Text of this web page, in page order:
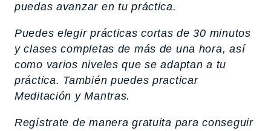
puedas avanzar en tu práctica.
Puedes elegir prácticas cortas de 30 minutos
y clases completas de más de una hora, así
como varios niveles que se adaptan a tu
práctica. También puedes practicar
Meditación y Mantras.
Regístrate de manera gratuita para conseguir